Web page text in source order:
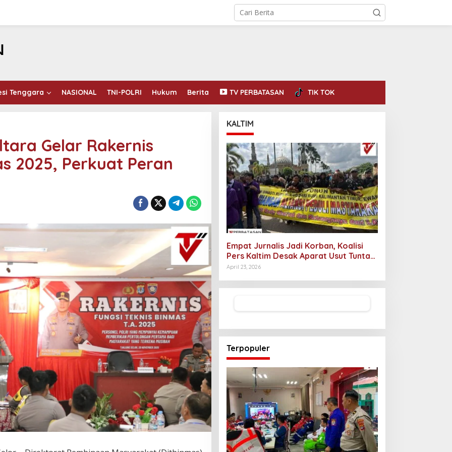
Tenggara NASIONAL TNI-POLRI Hukum Berita TV PERBATASAN TIK TOK
Gelar Rakernis
2025, Perkuat Peran
KALTIM
Empat Jurnalis Jadi Korban, Koalisi
Pers Kaltim Desak Aparat Usut Tuntas
Pelaku Intimidasi
April 23, 2026
Terpopuler